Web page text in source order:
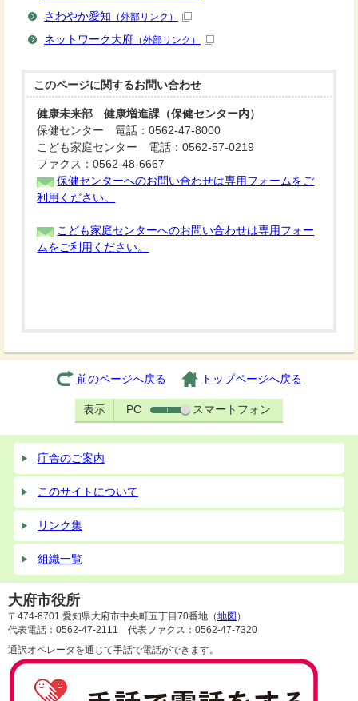
さわやか愛知 （外部リンク）
ネットワーク大府 （外部リンク）
このページに関するお問い合わせ
健康未来部 健康増進課（保健センター内）
保健センター 電話：0562-47-8000
こども家庭センター 電話：0562-57-0219
ファクス：0562-48-6667
保健センターへのお問い合わせは専用フォームをご
利用ください。
こども家庭センターへのお問い合わせは専用フォー
ムをご利用ください。
前のページへ戻る トップページへ戻る
表示 PC スマートフォン
庁舎のご案内
このサイトについて
リンク集
組織一覧
大府市役所
〒474-8701 愛知県大府市中央町五丁目70番地（地図 ）
代表電話：0562-47-2111 代表ファクス：0562-47-7320
通訳オペレータを通じて手話で電話ができます。